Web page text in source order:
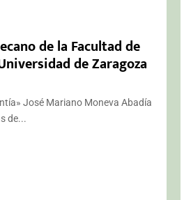
de la Facultad de
de Zaragoza
José Mariano Moneva Abadía
de...